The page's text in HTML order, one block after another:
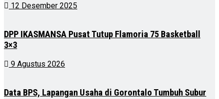
12 Desember 2025
DPP IKASMANSA Pusat Tutup Flamoria 75 Basketball
3×3
9 Agustus 2026
Data BPS, Lapangan Usaha di Gorontalo Tumbuh Subur